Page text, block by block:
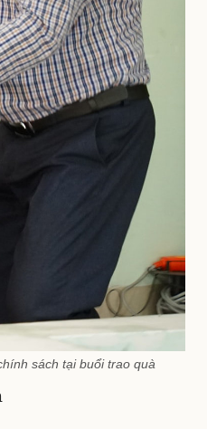
sách tại buổi trao quà